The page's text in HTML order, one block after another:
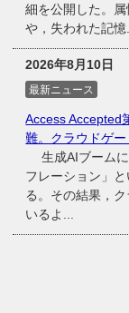
細を公開した。
や，失われた記憶
2026年8月10日
最新ニュース
Access Accepted
難。クラウドゲ
生成AIブームに
フレーション」
る。その結果，
いるよ...